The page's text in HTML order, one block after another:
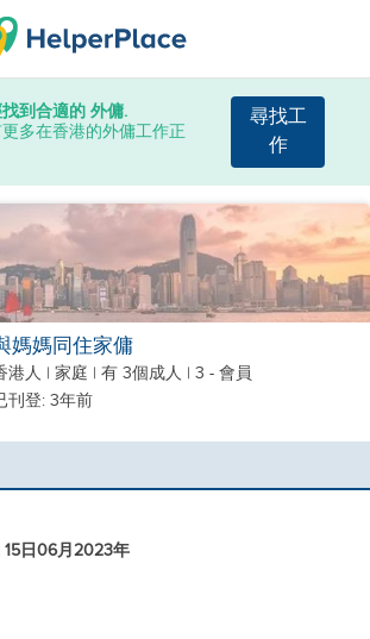
到合適的 外傭.
多在香港的外傭工作正
尋找工
作
媽媽同住家傭
港人 | 家庭 | 有 3個成人 | 3 - 會員
刊登: 3年前
日06月2023年